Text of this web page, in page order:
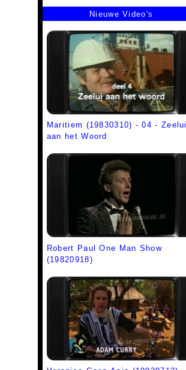
Nieuwe Video's
Maritiem (19830310) - 04 - Zeelui
aan het Woord
Robert Paul One Man Show
(19820918)